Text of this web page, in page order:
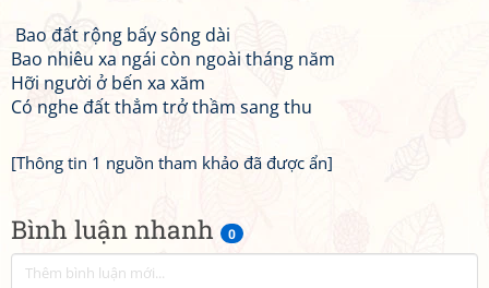
Bình luận nhanh 0
Bao đất rộng bấy sông dài
Bao nhiêu xa ngái còn ngoài tháng năm
Hỡi người ở bến xa xăm
Có nghe đất thẳm trở thầm sang thu
[Thông tin 1 nguồn tham khảo đã được ẩn]